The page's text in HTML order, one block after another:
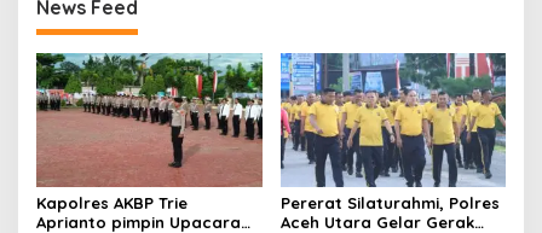
News Feed
Kapolres AKBP Trie
Aprianto pimpin Upacara
Pererat Silaturahmi, Polres
Aceh Utara Gelar Gerak